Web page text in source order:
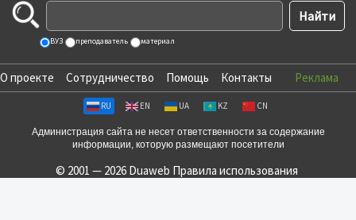
ВУЗ преподаватель материал
О проекте Сотрудничество Помощь Контакты Реклама
RU EN UA KZ CN
Администрация сайта не несет ответственности за содержание
информации, которую размещают посетители
© 2001 — 2026 Duaweb Правила использования